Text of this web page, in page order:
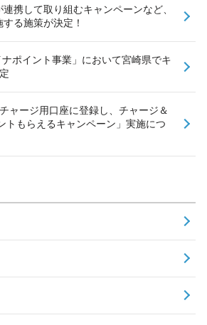
携して取り組むキャンペーンなど、
る施策が決定！
ポイント事業」において宮崎県でキ
ャージ用口座に登録し、チャージ＆
トもらえるキャンペーン」実施につ